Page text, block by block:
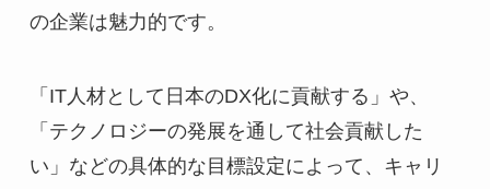
の企業は魅力的です。
「IT人材として日本のDX化に貢献する」や、
「テクノロジーの発展を通して社会貢献した
い」などの具体的な目標設定によって、キャリ